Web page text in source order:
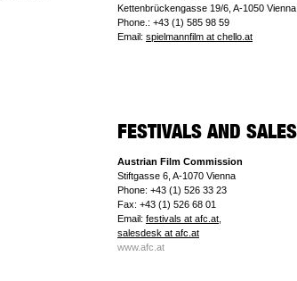
Kettenbrückengasse 19/6, A-1050 Vienna
Phone.: +43 (1) 585 98 59
Email: spielmannfilm at chello.at
Austrian Film Commission
Stiftgasse 6, A-1070 Vienna
Phone: +43 (1) 526 33 23
Fax: +43 (1) 526 68 01
Email: festivals at afc.at,
salesdesk at afc.at
www.afc.at